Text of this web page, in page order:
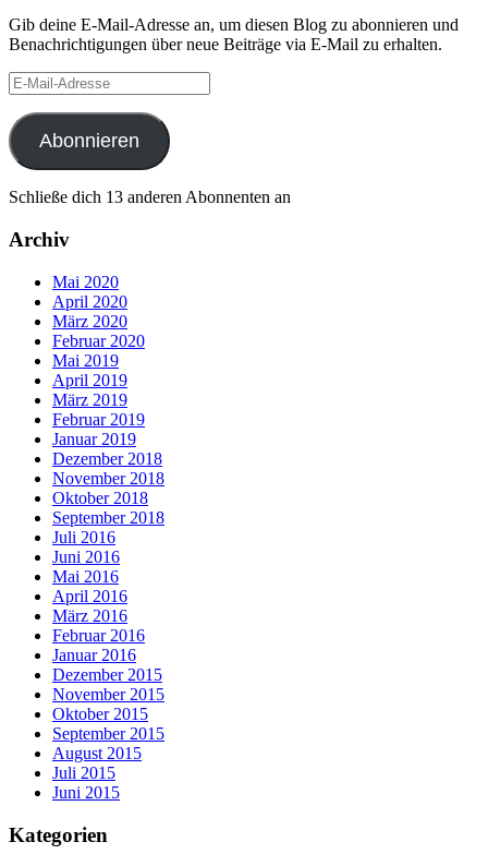
Gib deine E-Mail-Adresse an, um diesen Blog zu abonnieren und
Benachrichtigungen über neue Beiträge via E-Mail zu erhalten.
E-
Mail-
Adresse
Abonnieren
Schließe dich 13 anderen Abonnenten an
Archiv
Mai 2020
April 2020
März 2020
Februar 2020
Mai 2019
April 2019
März 2019
Februar 2019
Januar 2019
Dezember 2018
November 2018
Oktober 2018
September 2018
Juli 2016
Juni 2016
Mai 2016
April 2016
März 2016
Februar 2016
Januar 2016
Dezember 2015
November 2015
Oktober 2015
September 2015
August 2015
Juli 2015
Juni 2015
Kategorien